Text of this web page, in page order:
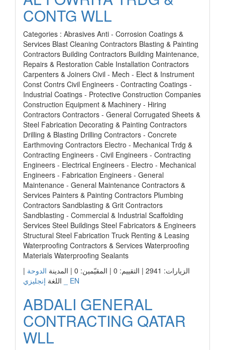
CONTG WLL
Categories : Abrasives Anti - Corrosion Coatings &
Services Blast Cleaning Contractors Blasting & Painting
Contractors Building Contractors Building Maintenance,
Repairs & Restoration Cable Installation Contractors
Carpenters & Joiners Civil - Mech - Elect & Instrument
Const Contrs Civil Engineers - Contracting Coatings -
Industrial Coatings - Protective Construction Companies
Construction Equipment & Machinery - Hiring
Contractors Contractors - General Corrugated Sheets &
Steel Fabrication Decorating & Painting Contractors
Drilling & Blasting Drilling Contractors - Concrete
Earthmoving Contractors Electro - Mechanical Trdg &
Contracting Engineers - Civil Engineers - Contracting
Engineers - Electrical Engineers - Electro - Mechanical
Engineers - Fabrication Engineers - General
Maintenance - General Maintenance Contractors &
Services Painters & Painting Contractors Plumbing
Contractors Sandblasting & Grit Contractors
Sandblasting - Commercial & Industrial Scaffolding
Services Steel Buildings Steel Fabricators & Engineers
Structural Steel Fabrication Truck Renting & Leasing
Waterproofing Contractors & Services Waterproofing
Materials Waterproofing Sealants
الزيارات: 2941 | التقييم: 0 | المقيّمين: 0 | المدينة
الدوحة |
اللغة إنجليزي _ EN
ABDALI GENERAL
CONTRACTING QATAR
WLL